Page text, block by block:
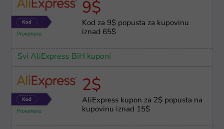
9$
Kod za 9$ popusta za kupovinu
iznad 65$
Svi AliExpress BiH kuponi
2$
AliExpress kupon za 2$ popusta na
kupovinu iznad 15$